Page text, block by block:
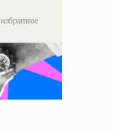
избранное